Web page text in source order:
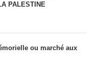
PALESTINE
ou marché aux